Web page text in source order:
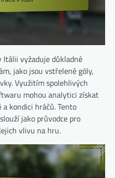
vyžaduje důkladné
jako jsou vstřelené góly,
Využitím spolehlivých
mohou analytici získat
kondici hráčů. Tento
jako průvodce pro
vlivu na hru.